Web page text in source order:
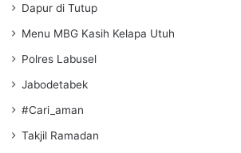
Dapur di Tutup
Menu MBG Kasih Kelapa Utuh
Polres Labusel
Jabodetabek
#Cari_aman
Takjil Ramadan